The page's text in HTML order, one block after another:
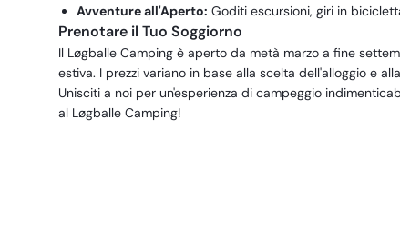
Avventure all'Aperto: Goditi escursioni, giri in
Prenotare il Tuo Soggiorno
Il Løgballe Camping è aperto da metà marzo a fine
estiva. I prezzi variano in base alla scelta dell'alloggio e
Unisciti a noi per un'esperienza di campeggio
al Løgballe Camping!